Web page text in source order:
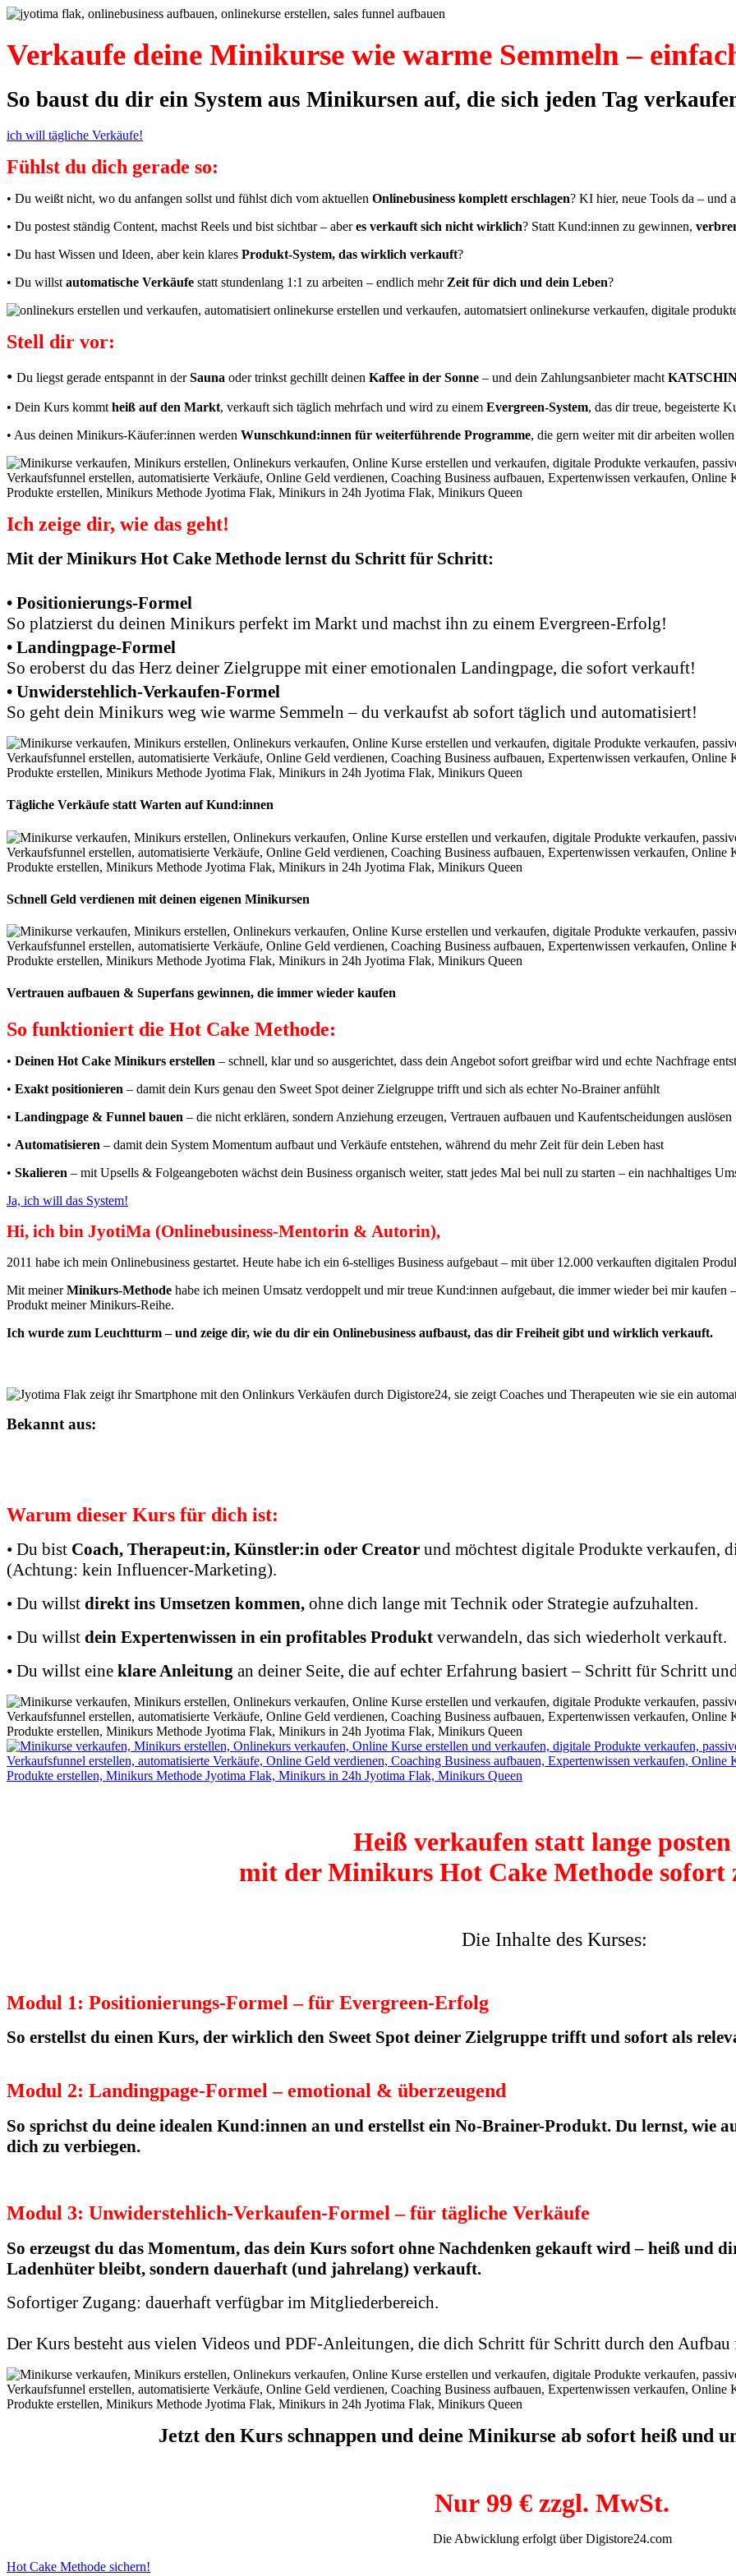
Verkaufe deine Minikurse wie warme Semmeln –
So baust du dir ein System aus Minikursen auf, die sich jeden Tag
ich will tägliche Verkäufe!
Fühlst du dich gerade so:
• Du weißt nicht, wo du anfangen sollst und fühlst dich vom aktuellen Onlinebusiness komplett erschlagen? KI hier, neue Tools da – und
• Du postest ständig Content, machst Reels und bist sichtbar – aberes verkauft sich nicht wirklich? Statt Kund:innen zu gewinnen,
• Du hast Wissen und Ideen, aber kein klares Produkt-System, das wirklich verkauft?
• Du willst automatische Verkäufe statt stundenlang 1:1 zu arbeiten – endlich mehr Zeit für dich und dein Leben?
Stell dir vor:
• Du liegst gerade entspannt in derSauna oder trinkst gechillt deinen Kaffee in der Sonne – und dein Zahlungsanbieter macht
• Dein Kurs kommt heiß auf den Markt, verkauft sich täglich mehrfach und wird zu einem Evergreen-System, das dir treue, begeisterte
• Aus deinen Minikurs-Käufer:innen werden Wunschkund:innen für weiterführende Programme, die gern weiter mit dir arbeiten
Ich zeige dir, wie das geht!
Mit der Minikurs Hot Cake Methode lernst du Schritt für Schritt:
• Positionierungs-Formel
So platzierst du deinen Minikurs perfekt im Markt und machst ihn zu einem Evergreen-Erfolg!
• Landingpage-Formel
So eroberst du das Herz deiner Zielgruppe mit einer emotionalen Landingpage, die sofort verkauft!
• Unwiderstehlich-Verkaufen-Formel
So geht dein Minikurs weg wie warme Semmeln – du verkaufst ab sofort täglich und automatisiert!
Tägliche Verkäufe statt Warten auf Kund:innen
Schnell Geld verdienen mit deinen eigenen Minikursen
Vertrauen aufbauen & Superfans gewinnen, die immer wieder kaufen
So funktioniert die Hot Cake Methode:
• Deinen Hot Cake Minikurs erstellen – schnell, klar und so ausgerichtet, dass dein Angebot sofort greifbar wird und echte Nachfrage
• Exakt positionieren – damit dein Kurs genau den Sweet Spot deiner Zielgruppe trifft und sich als echter No-Brainer anfühlt
• Landingpage & Funnel bauen – die nicht erklären, sondern Anziehung erzeugen, Vertrauen aufbauen und Kaufentscheidungen auslösen
• Automatisieren – damit dein System Momentum aufbaut und Verkäufe entstehen, während du mehr Zeit für dein Leben hast
• Skalieren – mit Upsells & Folgeangeboten wächst dein Business organisch weiter, statt jedes Mal bei null zu starten – ein nachhaltiges
Ja, ich will das System!
Hi, ich bin JyotiMa (Onlinebusiness-Mentorin & Autorin),
2011 habe ich mein Onlinebusiness gestartet. Heute habe ich ein 6-stelliges Business aufgebaut – mit über 12.000 verkauften digitalen
Mit meinerMinikurs-Methode habe ich meinen Umsatz verdoppelt und mir treue Kund:innen aufgebaut, die immer wieder bei mir kaufen
Produkt meiner Minikurs-Reihe.
Ich wurde zum Leuchtturm – und zeige dir, wie du dir ein Onlinebusiness aufbaust, das dir Freiheit gibt und wirklich verkauft.
Bekannt aus:
Warum dieser Kurs für dich ist:
• Du bist Coach, Therapeut:in, Künstler:in oder Creator und möchtest digitale Produkte verkaufen,
(Achtung: kein Influencer-Marketing).
• Du willst direkt ins Umsetzen kommen, ohne dich lange mit Technik oder Strategie aufzuhalten.
• Du willst dein Expertenwissen in ein profitables Produkt verwandeln, das sich wiederholt verkauft.
• Du willst eine klare Anleitung an deiner Seite, die auf echter Erfahrung basiert – Schritt für Schritt
Heiß verkaufen statt lange posten
mit der Minikurs Hot Cake Methode sofort
Die Inhalte des Kurses:
Modul 1: Positionierungs-Formel – für Evergreen-Erfolg
So erstellst du einen Kurs, der wirklich den Sweet Spot deiner Zielgruppe trifft und sofort als
Modul 2: Landingpage-Formel – emotional & überzeugend
So sprichst du deine idealen Kund:innen an und erstellst ein No-Brainer-Produkt. Du lernst, wie
dich zu verbiegen.
Modul 3: Unwiderstehlich-Verkaufen-Formel – für tägliche Verkäufe
So erzeugst du das Momentum, das dein Kurs sofort ohne Nachdenken gekauft wird – heiß und
Ladenhüter bleibt, sondern dauerhaft (und jahrelang) verkauft.
Sofortiger Zugang: dauerhaft verfügbar im Mitgliederbereich.
Der Kurs besteht aus vielen Videos und PDF-Anleitungen, die dich Schritt für Schritt durch den
Jetzt den Kurs schnappen und deine Minikurse ab sofort heiß und
Nur 99 € zzgl. MwSt.
Die Abwicklung erfolgt über Digistore24.com
Hot Cake Methode sichern!